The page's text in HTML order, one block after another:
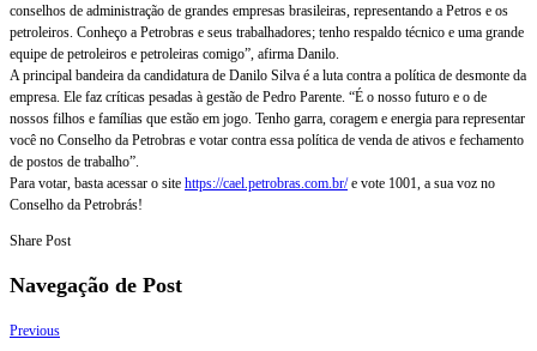
conselhos de administração de grandes empresas brasileiras, representando a Petros e os
petroleiros. Conheço a Petrobras e seus trabalhadores; tenho respaldo técnico e uma grande
equipe de petroleiros e petroleiras comigo”, afirma Danilo.
A principal bandeira da candidatura de Danilo Silva é a luta contra a política de desmonte da
empresa. Ele faz críticas pesadas à gestão de Pedro Parente. “É o nosso futuro e o de
nossos filhos e famílias que estão em jogo. Tenho garra, coragem e energia para representar
você no Conselho da Petrobras e votar contra essa política de venda de ativos e fechamento
de postos de trabalho”.
Para votar, basta acessar o site https://cael.petrobras.com.br/e vote 1001, a sua voz no
Conselho da Petrobrás!
Share Post
Navegação de Post
Previous